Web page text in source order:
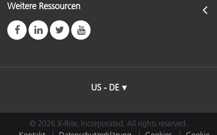
Weitere Ressourcen
US - DE
© 2026 X-Rite, Incorporated. All rights reserved.